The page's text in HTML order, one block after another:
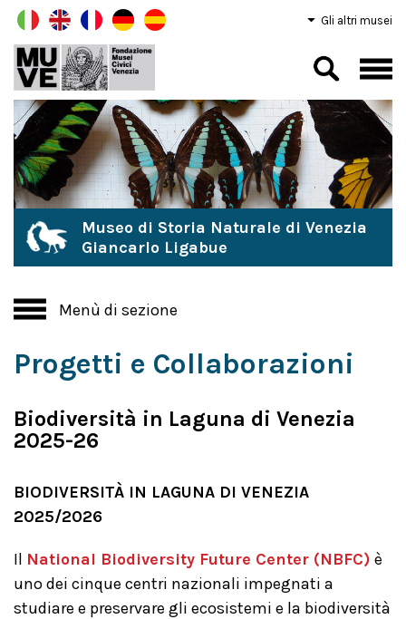
Gli altri musei
Museo di Storia Naturale di Venezia
Giancarlo Ligabue
Menù di sezione
Progetti e Collaborazioni
Biodiversità in Laguna di Venezia
2025-26
BIODIVERSITÀ IN LAGUNA DI VENEZIA
2025/2026
Il National Biodiversity Future Center (NBFC) è
uno dei cinque centri nazionali impegnati a
studiare e preservare gli ecosistemi e la biodiversità